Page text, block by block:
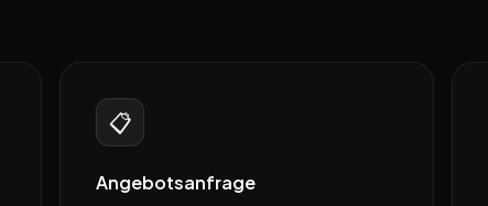
📋
Angebotsanfrage